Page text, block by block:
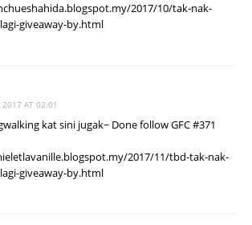
2017/10/tak-nak-
giveaway-by.html
2017 AT 02:01
kat sini jugak~ Done follow GFC #371
2017/11/tbd-tak-nak-
giveaway-by.html